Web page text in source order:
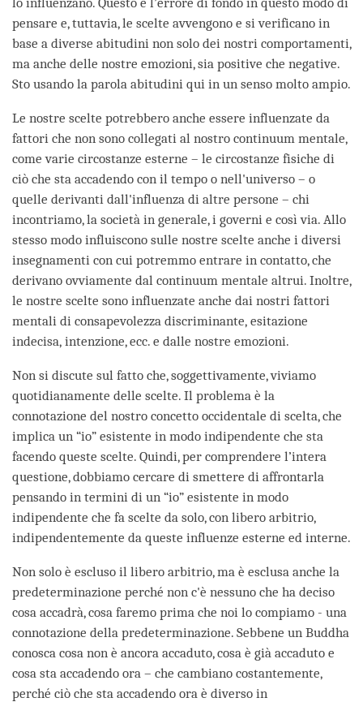
pensare e, tuttavia, le scelte avvengono e si verificano in
base a diverse abitudini non solo dei nostri comportamenti,
ma anche delle nostre emozioni, sia positive che negative.
Sto usando la parola abitudini qui in un senso molto ampio.
Le nostre scelte potrebbero anche essere influenzate da
fattori che non sono collegati al nostro continuum mentale,
come varie circostanze esterne – le circostanze fisiche di
ciò che sta accadendo con il tempo o nell'universo – o
quelle derivanti dall'influenza di altre persone – chi
incontriamo, la società in generale, i governi e così via. Allo
stesso modo influiscono sulle nostre scelte anche i diversi
insegnamenti con cui potremmo entrare in contatto, che
derivano ovviamente dal continuum mentale altrui. Inoltre,
le nostre scelte sono influenzate anche dai nostri fattori
mentali di consapevolezza discriminante, esitazione
indecisa, intenzione, ecc. e dalle nostre emozioni.
Non si discute sul fatto che, soggettivamente, viviamo
quotidianamente delle scelte. Il problema è la
connotazione del nostro concetto occidentale di scelta, che
implica un “io” esistente in modo indipendente che sta
facendo queste scelte. Quindi, per comprendere l’intera
questione, dobbiamo cercare di smettere di affrontarla
pensando in termini di un “io” esistente in modo
indipendente che fa scelte da solo, con libero arbitrio,
indipendentemente da queste influenze esterne ed interne.
Non solo è escluso il libero arbitrio, ma è esclusa anche la
predeterminazione perché non c'è nessuno che ha deciso
cosa accadrà, cosa faremo prima che noi lo compiamo - una
connotazione della predeterminazione. Sebbene un Buddha
conosca cosa non è ancora accaduto, cosa è già accaduto e
cosa sta accadendo ora – che cambiano costantemente,
perché ciò che sta accadendo ora è diverso in